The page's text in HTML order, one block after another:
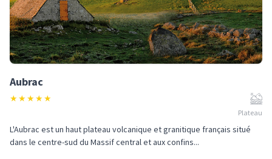
Aubrac
★★★★★
Plateau
L'Aubrac est un haut plateau volcanique et granitique français situé
dans le centre-sud du Massif central et aux confins...